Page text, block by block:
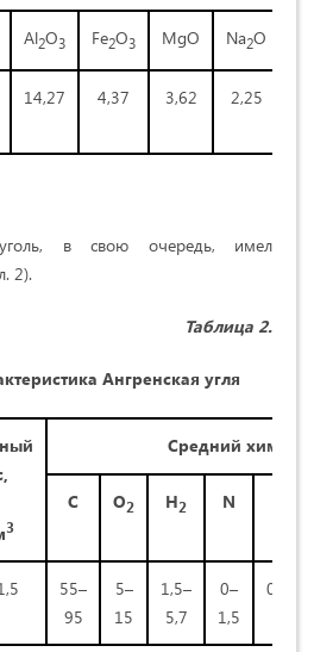
Al2O3 Fe2O3 MgO Na2O
14,27 4,37 3,62 2,25
в свою очередь, имел
2).
Таблица 2.
Ангренская угля
3
Средний
С О2 Н2 N
55–
95
5–
15
1,5–
5,7
0–
1,5
0,5–